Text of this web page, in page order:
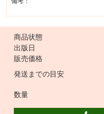
商品状態
出版日
販売価格
発送までの目安
数量